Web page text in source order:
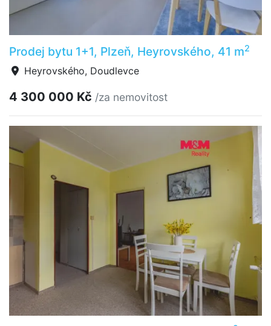
Prodej bytu 1+1, Plzeň, Heyrovského, 41 m2
Heyrovského, Doudlevce
4 300 000 Kč /za nemovitost